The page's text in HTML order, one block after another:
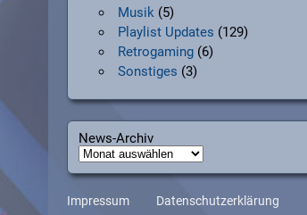
Musik (5)
Playlist Updates (129)
Retrogaming (6)
Sonstiges (3)
News-Archiv
News-
Archiv
Impressum Datenschutzerklärung